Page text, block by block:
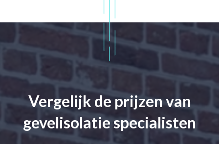
Vergelijk de prijzen van
gevelisolatie specialisten